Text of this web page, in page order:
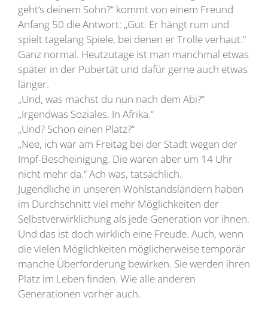
geht’s deinem Sohn?“ kommt von einem Freund
Anfang 50 die Antwort: „Gut. Er hängt rum und
spielt tagelang Spiele, bei denen er Trolle verhaut.“
Ganz normal. Heutzutage ist man manchmal etwas
später in der Pubertät und dafür gerne auch etwas
länger.
„Und, was machst du nun nach dem Abi?“
„Irgendwas Soziales. In Afrika.“
„Und? Schon einen Platz?“
„Nee, ich war am Freitag bei der Stadt wegen der
Impf-Bescheinigung. Die waren aber um 14 Uhr
nicht mehr da.“ Ach was, tatsächlich.
Jugendliche in unseren Wohlstandsländern haben
im Durchschnitt viel mehr Möglichkeiten der
Selbstverwirklichung als jede Generation vor ihnen.
Und das ist doch wirklich eine Freude. Auch, wenn
die vielen Möglichkeiten möglicherweise temporär
manche Überforderung bewirken. Sie werden ihren
Platz im Leben finden. Wie alle anderen
Generationen vorher auch.